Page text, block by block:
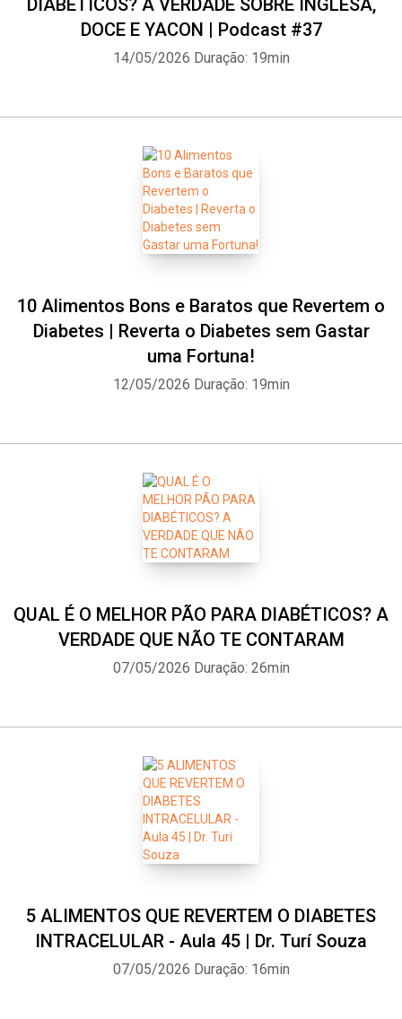
DIABÉTICOS? A VERDADE SOBRE INGLESA,
DOCE E YACON | Podcast #37
14/05/2026 Duração: 19min
10 Alimentos Bons e Baratos que Revertem o
Diabetes | Reverta o Diabetes sem Gastar
uma Fortuna!
12/05/2026 Duração: 19min
QUAL É O MELHOR PÃO PARA DIABÉTICOS? A
VERDADE QUE NÃO TE CONTARAM
07/05/2026 Duração: 26min
5 ALIMENTOS QUE REVERTEM O DIABETES
INTRACELULAR - Aula 45 | Dr. Turí Souza
07/05/2026 Duração: 16min